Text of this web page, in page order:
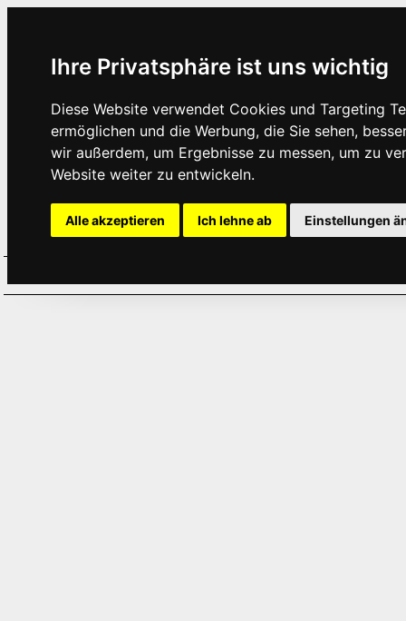
Ihre Privatsphäre ist uns wichtig
Diese Website verwendet Cookies und Targeting
ermöglichen und die Werbung, die Sie sehen,
wir außerdem, um Ergebnisse zu messen, um zu
Website weiter zu entwickeln.
Alle akzeptieren Ich lehne ab Einstellungen